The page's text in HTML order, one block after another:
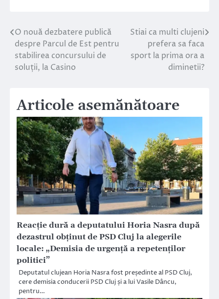
Navigare
în
articole
O nouă dezbatere publică
despre Parcul de Est pentru
stabilirea concursului de
soluții, la Casino
Stiai ca multi clujeni
prefera sa faca
sport la prima ora a
diminetii?
Articole asemănătoare
Reacție dură a deputatului Horia Nasra după
dezastrul obținut de PSD Cluj la alegerile
locale: „Demisia de urgență a repetenților
politici”
Deputatul clujean Horia Nasra fost președinte al PSD Cluj,
cere demisia conducerii PSD Cluj și a lui Vasile Dâncu,
pentru…